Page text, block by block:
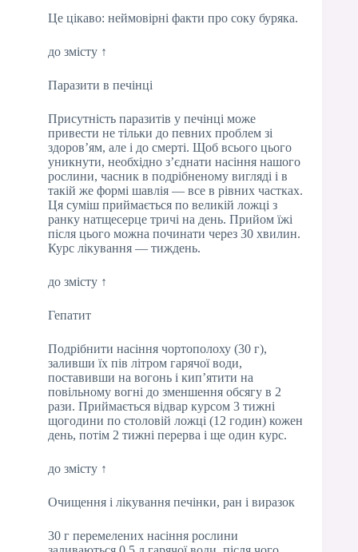
Це цікаво: неймовірні факти про соку буряка.
до змісту ↑
Паразити в печінці
Присутність паразитів у печінці може
привести не тільки до певних проблем зі
здоров’ям, але і до смерті. Щоб всього цього
уникнути, необхідно з’єднати насіння нашого
рослини, часник в подрібненому вигляді і в
такій же формі шавлія — все в рівних частках.
Ця суміш приймається по великій ложці з
ранку натщесерце тричі на день. Прийом їжі
після цього можна починати через 30 хвилин.
Курс лікування — тиждень.
до змісту ↑
Гепатит
Подрібнити насіння чортополоху (30 г),
заливши їх пів літром гарячої води,
поставивши на вогонь і кип’ятити на
повільному вогні до зменшення обсягу в 2
рази. Приймається відвар курсом 3 тижні
щогодини по столовій ложці (12 годин) кожен
день, потім 2 тижні перерва і ще один курс.
до змісту ↑
Очищення і лікування печінки, ран і виразок
30 г перемелених насіння рослини